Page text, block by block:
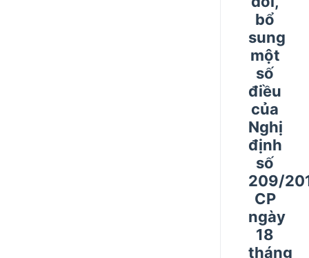
bổ
sung
một
số
điều
của
Nghị
định
số
209/
CP
ngày
18
tháng